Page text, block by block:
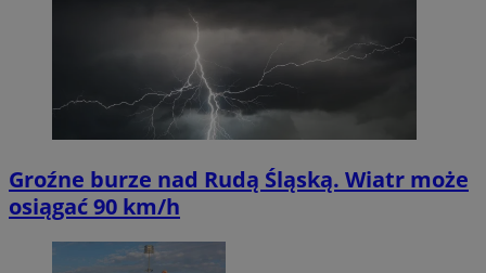
Groźne burze nad Rudą Śląską. Wiatr może
osiągać 90 km/h